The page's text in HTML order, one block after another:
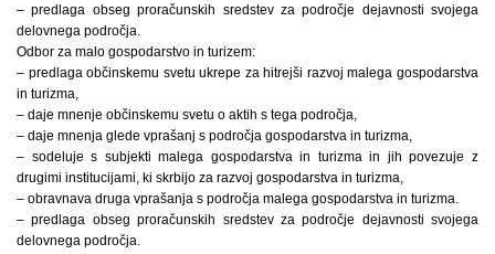
– predlaga obseg proračunskih sredstev za področje dejavnosti svojega
delovnega področja.
Odbor za malo gospodarstvo in turizem:
– predlaga občinskemu svetu ukrepe za hitrejši razvoj malega gospodarstva
in turizma,
– daje mnenje občinskemu svetu o aktih s tega področja,
– daje mnenja glede vprašanj s področja gospodarstva in turizma,
– sodeluje s subjekti malega gospodarstva in turizma in jih povezuje z
drugimi institucijami, ki skrbijo za razvoj gospodarstva in turizma,
– obravnava druga vprašanja s področja malega gospodarstva in turizma.
– predlaga obseg proračunskih sredstev za področje dejavnosti svojega
delovnega področja.